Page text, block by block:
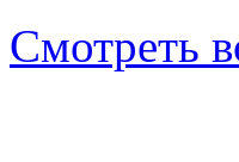
Смотреть